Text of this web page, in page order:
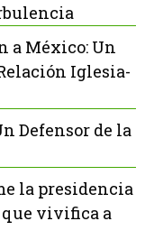
a México: Un
Iglesia-
Defensor de la
la presidencia
que vivifica a